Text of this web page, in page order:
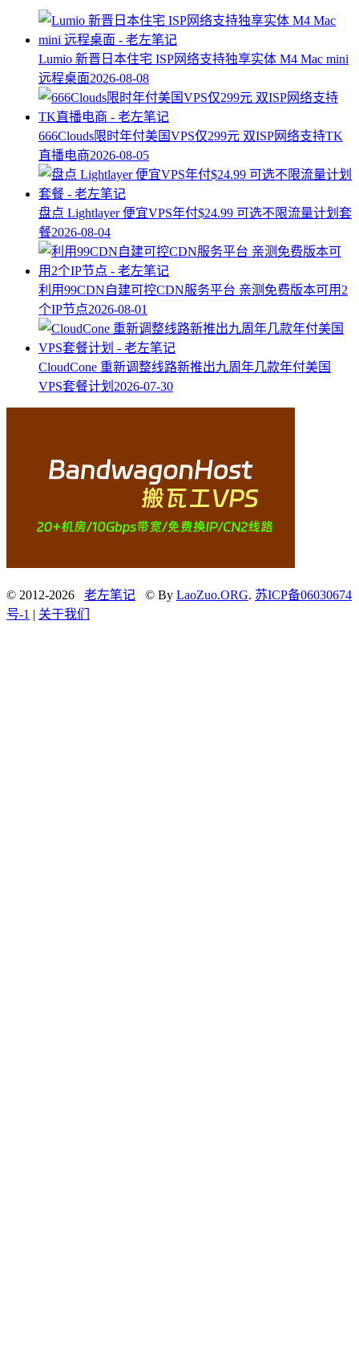
Lumio 新晋日本住宅 ISP网络支持独享实体 M4 Mac mini
远程桌面2026-08-08
666Clouds限时年付美国VPS仅299元 双ISP网络支持TK
直播电商2026-08-05
盘点 Lightlayer 便宜VPS年付$24.99 可选不限流量计划套
餐2026-08-04
利用99CDN自建可控CDN服务平台 亲测免费版本可用2
个IP节点2026-08-01
CloudCone 重新调整线路新推出九周年几款年付美国
VPS套餐计划 2026-07-30
© 2012-2026 老左笔记 © By LaoZuo.ORG. 苏ICP备06030674
号-1 | 关于我们